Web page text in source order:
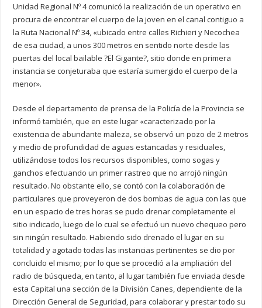
Unidad Regional Nº 4 comunicó la realización de un operativo en
procura de encontrar el cuerpo de la joven en el canal contiguo a
la Ruta Nacional Nº 34, «ubicado entre calles Richieri y Necochea
de esa ciudad, a unos 300 metros en sentido norte desde las
puertas del local bailable ?El Gigante?, sitio donde en primera
instancia se conjeturaba que estaría sumergido el cuerpo de la
menor».
Desde el departamento de prensa de la Policía de la Provincia se
informó también, que en este lugar «caracterizado por la
existencia de abundante maleza, se observó un pozo de 2 metros
y medio de profundidad de aguas estancadas y residuales,
utilizándose todos los recursos disponibles, como sogas y
ganchos efectuando un primer rastreo que no arrojó ningún
resultado. No obstante ello, se contó con la colaboración de
particulares que proveyeron de dos bombas de agua con las que
en un espacio de tres horas se pudo drenar completamente el
sitio indicado, luego de lo cual se efectuó un nuevo chequeo pero
sin ningún resultado. Habiendo sido drenado el lugar en su
totalidad y agotado todas las instancias pertinentes se dio por
concluido el mismo; por lo que se procedió a la ampliación del
radio de búsqueda, en tanto, al lugar también fue enviada desde
esta Capital una sección de la División Canes, dependiente de la
Dirección General de Seguridad, para colaborar y prestar todo su